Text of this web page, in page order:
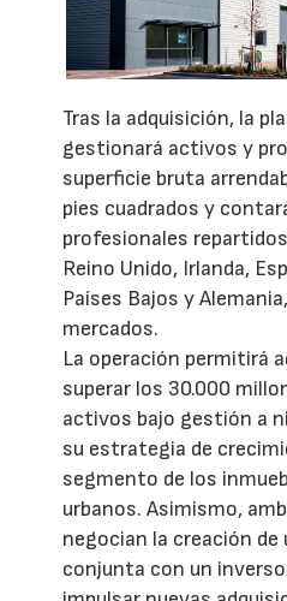
Tras la adquisición, la
gestionará activos y
superficie bruta
pies cuadrados y
profesionales
Reino Unido, Irlanda,
Países Bajos y
mercados.
La operación permitirá
superar los 30.000
activos bajo gestión a
su estrategia de
segmento de los
urbanos. Asimismo,
negocian la creación de
conjunta con un